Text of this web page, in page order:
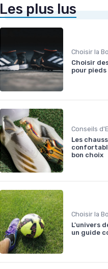
Les plus lus
Choisir la
Choisir
pour
Conseils
Les
bon choix
Choisir la
L'univers
un guide